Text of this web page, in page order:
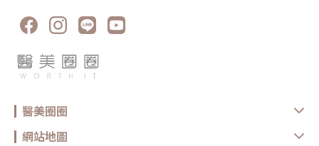
醫美圈圈
網站地圖